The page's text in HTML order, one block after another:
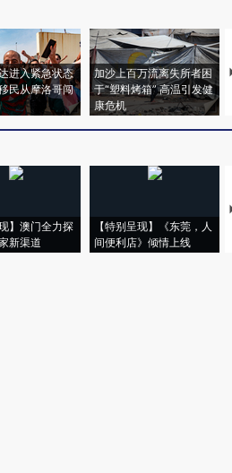
进入紧急状态
民从摩洛哥闯
加沙上百万流离失所者困
于“塑料烤箱” 高温引发健
康危机
】澳门全力探
新渠道
【特别呈现】《东莞，人
间便利店》倾情上线